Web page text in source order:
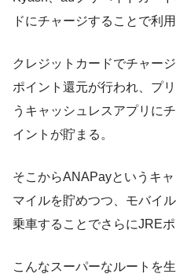
ドにチャージすることで利
クレジットカードでチャー
ポイント還元が行われ、プ
うキャッシュレスアプリに
イントが貯まる。
そこからANAPayというキ
マイルを貯めつつ、モバイ
乗車することでさらにJREポ
こんなスーパーなルートを